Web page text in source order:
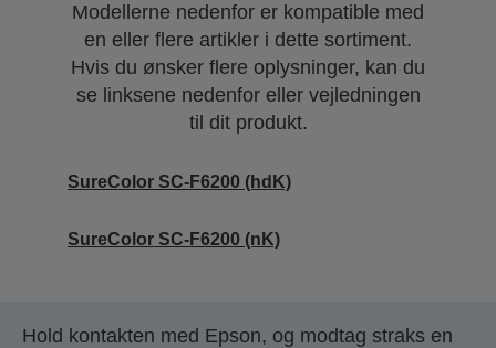
Modellerne nedenfor er kompatible med
en eller flere artikler i dette sortiment.
Hvis du ønsker flere oplysninger, kan du
se linksene nedenfor eller vejledningen
til dit produkt.
SureColor SC-F6200 (hdK)
SureColor SC-F6200 (nK)
Hold kontakten med Epson, og modtag straks en